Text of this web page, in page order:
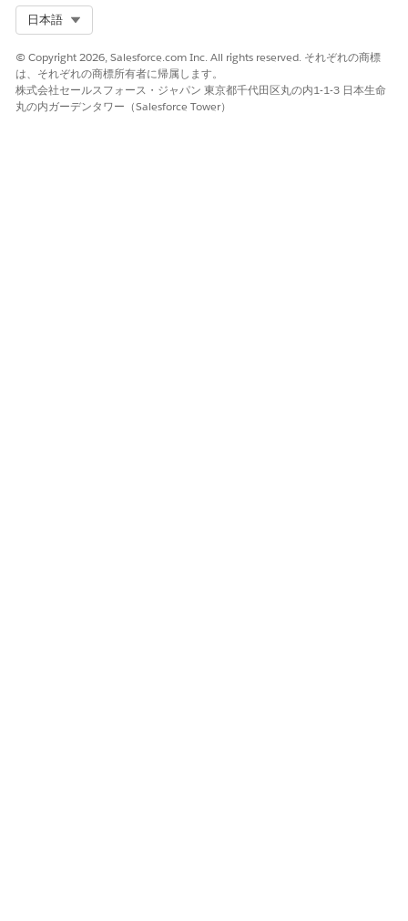
日本語
© Copyright 2026, Salesforce.com Inc. All rights reserved. それぞれの商標
は、それぞれの商標所有者に帰属します。
株式会社セールスフォース・ジャパン 東京都千代田区丸の内1-1-3 日本生命
丸の内ガーデンタワー（Salesforce Tower）